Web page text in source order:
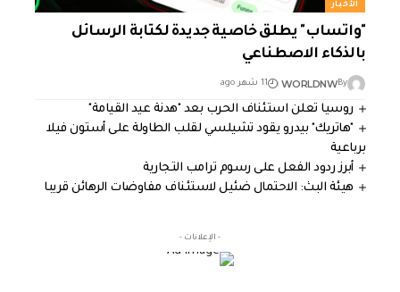
الأخبار
"واتساب" يطلق خاصية جديدة لكتابة الرسائل
بالذكاء الاصطناعي
By
WORLDNW 11 شهر ago
روسيا تعلن استئناف الحرب بعد "هدنة عيد القيامة"
"هاتريك" بيدرو يقود تشيلسي لقلب الطاولة على أستون فيلا
برباعية
أبرز ردود الفعل على رسوم ترامب التجارية
هيئة البث: الاحتمال ضئيل لاستئناف مفاوضات الرهائن قريبا
- الإعلانات -